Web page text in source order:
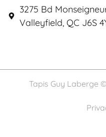
3275 Bd
Valleyfield, QC J6S
Tapis Guy Laberge